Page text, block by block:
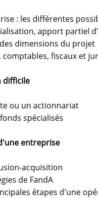
: les différentes
apport partiel
dimensions du projet
comptables, fiscaux et
difficile
ou un actionnariat
spécialisés
entreprise
acquisition
de FandA
étapes d'une